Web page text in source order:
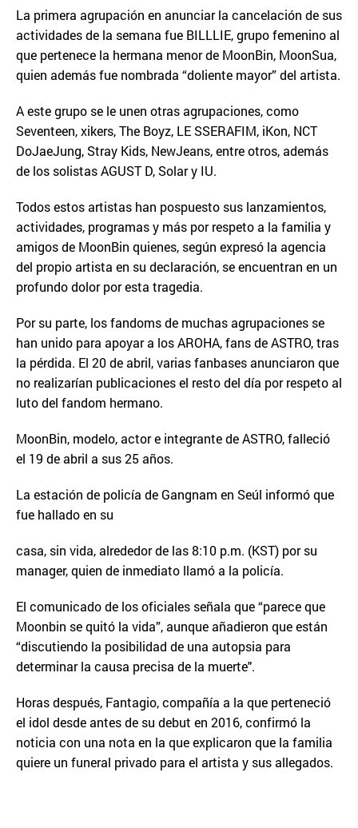
La primera agrupación en anunciar la cancelación de sus
actividades de la semana fue BILLLIE, grupo femenino al
que pertenece la hermana menor de MoonBin, MoonSua,
quien además fue nombrada “doliente mayor” del artista.
A este grupo se le unen otras agrupaciones, como
Seventeen, xikers, The Boyz, LE SSERAFIM, iKon, NCT
DoJaeJung, Stray Kids, NewJeans, entre otros, además
de los solistas AGUST D, Solar y IU.
Todos estos artistas han pospuesto sus lanzamientos,
actividades, programas y más por respeto a la familia y
amigos de MoonBin quienes, según expresó la agencia
del propio artista en su declaración, se encuentran en un
profundo dolor por esta tragedia.
Por su parte, los fandoms de muchas agrupaciones se
han unido para apoyar a los AROHA, fans de ASTRO, tras
la pérdida. El 20 de abril, varias fanbases anunciaron que
no realizarían publicaciones el resto del día por respeto al
luto del fandom hermano.
MoonBin, modelo, actor e integrante de ASTRO, falleció
el 19 de abril a sus 25 años.
La estación de policía de Gangnam en Seúl informó que
fue hallado en su
casa, sin vida, alrededor de las 8:10 p.m. (KST) por su
manager, quien de inmediato llamó a la policía.
El comunicado de los oficiales señala que “parece que
Moonbin se quitó la vida”, aunque añadieron que están
“discutiendo la posibilidad de una autopsia para
determinar la causa precisa de la muerte".
Horas después, Fantagio, compañía a la que perteneció
el idol desde antes de su debut en 2016, confirmó la
noticia con una nota en la que explicaron que la familia
quiere un funeral privado para el artista y sus allegados.